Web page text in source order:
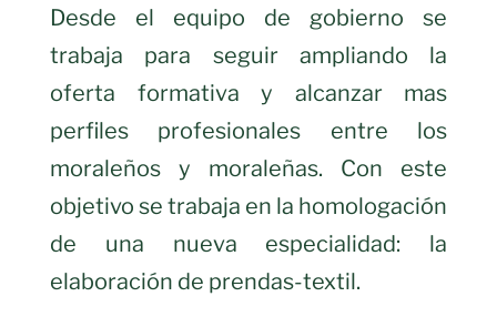
Desde el equipo de gobierno se
trabaja para seguir ampliando la
oferta formativa y alcanzar mas
perfiles profesionales entre los
moraleños y moraleñas. Con este
objetivo se trabaja en la homologación
de una nueva especialidad: la
elaboración de prendas-textil.